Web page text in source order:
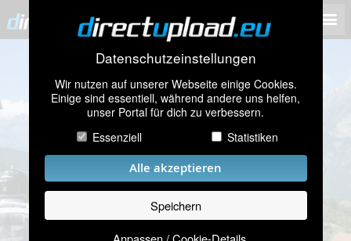
Datenschutzeinstellungen
Wir nutzen auf unserer Webseite einige Cookies.
Einige sind essentiell, während andere uns helfen,
unser Portal für dich zu verbessern.
Essenziell
Statistiken
Alle akzeptieren
Speichern